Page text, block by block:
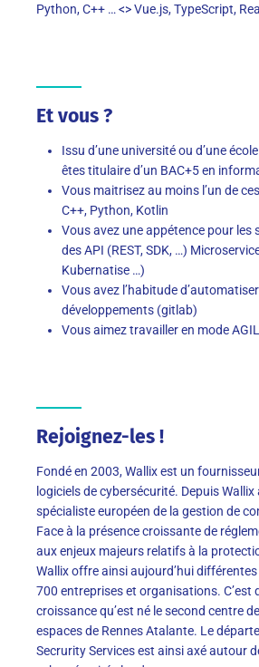
Python, C++ … <> Vue.js, TypeScript,
Et vous ?
Issu d’une université ou d’une
êtes titulaire d’un BAC+5 en
Vous maitrisez au moins l’un de
C++, Python, Kotlin
Vous avez une appétence pour les
des API (REST, SDK, …)
Kubernatise …)
Vous avez l’habitude
développements (gitlab)
Vous aimez travailler en mode
Rejoignez-les !
Fondé en 2003, Wallix est un
logiciels de cybersécurité. Depuis Wallix
spécialiste européen de la gestion de
Face à la présence croissante de
aux enjeux majeurs relatifs à la
Wallix offre ainsi aujourd’hui
700 entreprises et organisations. C’est
croissance qu’est né le second centre
espaces de Rennes Atalante. Le
Secrurity Services est ainsi axé autour